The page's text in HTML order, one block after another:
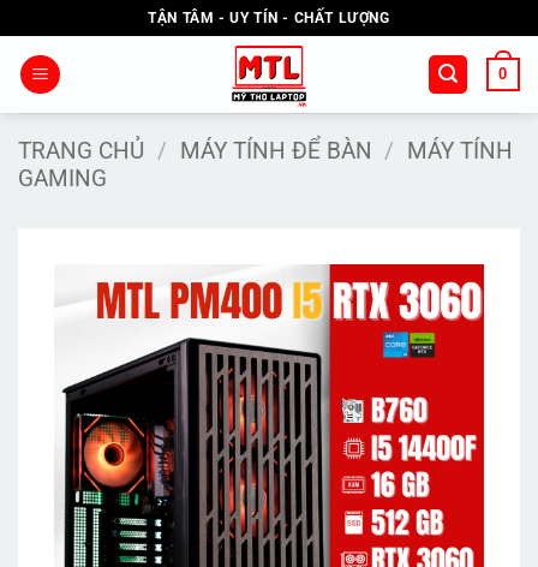
qua
nội
TẬN TÂM - UY TÍN - CHẤT LƯỢNG
0
TRANG CHỦ / MÁY TÍNH ĐỂ BÀN / MÁY TÍNH
GAMING